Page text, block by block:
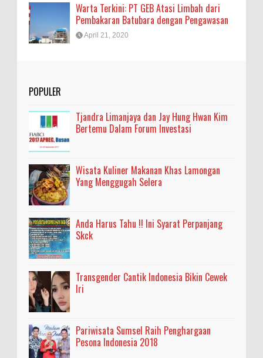
Warta Terkini: PT GEB Atasi Limbah dari
Pembakaran Batubara dengan Pengawasan
April 21, 2020
POPULER
Tjandra Limanjaya dan Jay Hung Hwan Kim
Bertemu Dalam Forum Investasi
Wisata Kuliner Makanan Khas Lamongan
Yang Menggugah Selera
Anda Harus Tahu !! Ini Syarat Perpanjang
Skck
Transgender Cantik Indonesia Bikin Cewek
Iri
Pariwisata Sumsel Raih Penghargaan
Pesona Indonesia 2018